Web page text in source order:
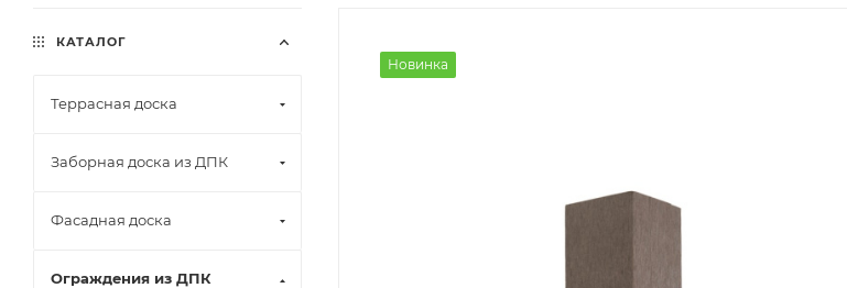
Новинка
КАТАЛОГ
Террасная доска
Заборная доска из ДПК
Фасадная доска
Ограждения из ДПК